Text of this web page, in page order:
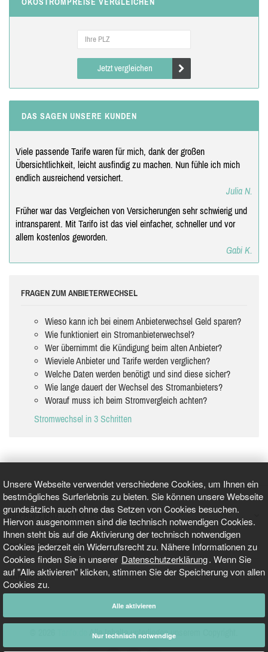
Unsere Webseite verwendet verschiedene Cookies, um Ihnen ein
bestmögliches Surferlebnis zu bieten. Sie können unsere Webseite
grundsätzlich auch ohne das Setzen von Cookies besuchen.
Hiervon ausgenommen sind die technisch notwendigen Cookies.
Ihnen steht bis auf die Aktivierung der technisch notwendigen
Cookies jederzeit ein Widerrufsrecht zu. Nähere Informationen zu
Cookies finden Sie in unserer Datenschutzerklärung. Wenn Sie
auf "Alle aktivieren" klicken, stimmen Sie der Speicherung von allen
Cookies zu.
Alle aktivieren
Nur technisch notwendige
Jetzt vergleichen
DAS SAGEN UNSERE KUNDEN
Viele passende Tarife waren für mich, dank der großen
Übersichtlichkeit, leicht ausfindig zu machen. Nun fühle ich mich
endlich ausreichend versichert.
Julia N.
Früher war das Vergleichen von Versicherungen sehr schwierig und
intransparent. Mit Tarifo ist das viel einfacher, schneller und vor
allem kostenlos geworden.
Gabi K.
FRAGEN ZUM ANBIETERWECHSEL
Wieso kann ich bei einem Anbieterwechsel Geld sparen?
Wie funktioniert ein Stromanbieterwechsel?
Wer übernimmt die Kündigung beim alten Anbieter?
Wieviele Anbieter und Tarife werden verglichen?
Welche Daten werden benötigt und sind diese sicher?
Wie lange dauert der Wechsel des Stromanbieters?
Worauf muss ich beim Stromvergleich achten?
Stromwechsel in 3 Schritten
GEPRÜFT UND ZERTIFIZIERT
AKTUELLE NACHRICHTEN
TARIFO.DE
Alle Inhalte unterliegen unserem Copyright.